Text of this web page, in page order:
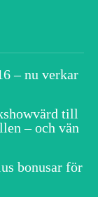
– nu verkar
till
– och vän
bonusar för